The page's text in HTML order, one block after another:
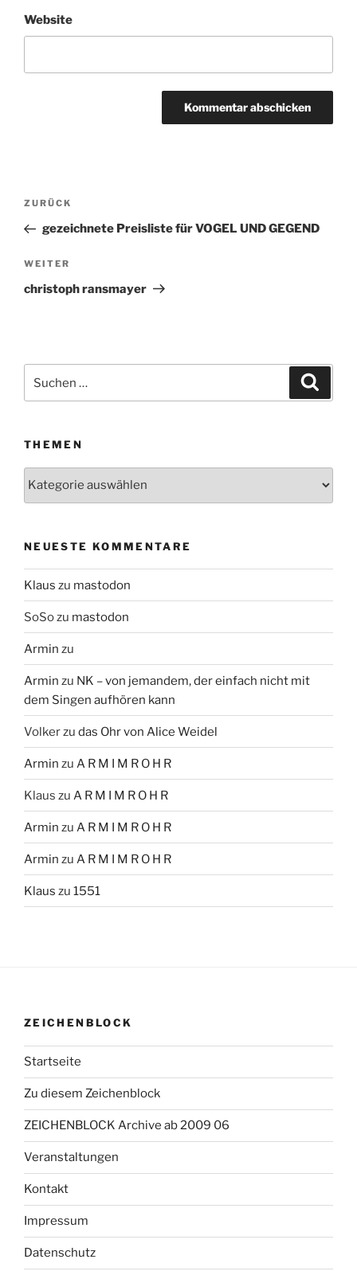
Website
Beitragsnavigation
Vorheriger
Beitrag
ZURÜCK
gezeichnete Preisliste für VOGEL UND GEGEND
Nächster
Beitrag
WEITER
christoph ransmayer
nach:
THEMEN
Themen
NEUESTE KOMMENTARE
Klaus zu mastodon
SoSozu mastodon
Armin zu
Armin zu NK – von jemandem, der einfach nicht mit
dem Singen aufhören kann
Volkerzu das Ohr von Alice Weidel
Armin zu A R M I M R O H R
Klaus zu A R M I M R O H R
Armin zu A R M I M R O H R
Armin zu A R M I M R O H R
Klaus zu 1551
ZEICHENBLOCK
Startseite
Zu diesem Zeichenblock
ZEICHENBLOCK Archive ab 2009 06
Veranstaltungen
Kontakt
Impressum
Datenschutz